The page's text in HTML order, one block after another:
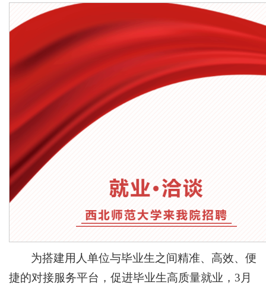
为搭建用人单位与毕业生之间精准、高效、便
捷的对接服务平台，促进毕业生高质量就业，3月